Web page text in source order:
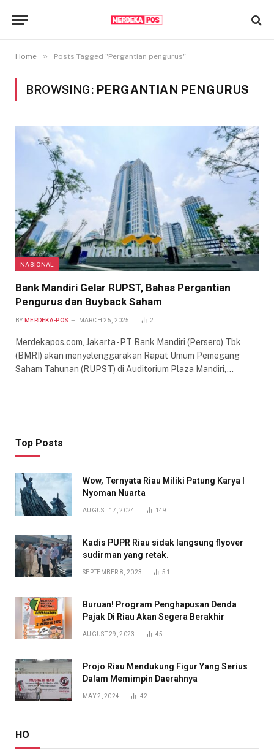
Home » Posts Tagged "Pergantian pengurus"
BROWSING: PERGANTIAN PENGURUS
NASIONAL
Bank Mandiri Gelar RUPST, Bahas Pergantian
Pengurus dan Buyback Saham
BY MERDEKA-POS MARCH 25, 2025 2
Merdekapos.com, Jakarta -PT Bank Mandiri (Persero) Tbk
(BMRI) akan menyelenggarakan Rapat Umum Pemegang
Saham Tahunan (RUPST) di Auditorium Plaza Mandiri,…
Top Posts
Wow, Ternyata Riau Miliki Patung Karya I
Nyoman Nuarta
AUGUST 17, 2024 149
Kadis PUPR Riau sidak langsung flyover
sudirman yang retak.
SEPTEMBER 8, 2023 51
Buruan! Program Penghapusan Denda
Pajak Di Riau Akan Segera Berakhir
AUGUST 29, 2023 45
Projo Riau Mendukung Figur Yang Serius
Dalam Memimpin Daerahnya
MAY 2, 2024 42
HO